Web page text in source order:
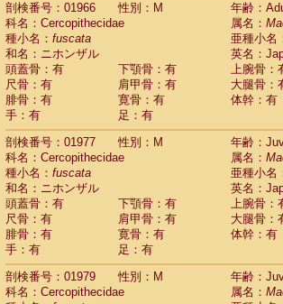
剖検番号：01966
性別：M
年齢：
科名：Cercopithecidae
属名：
種小名： fuscata
亜種小名
和名：ニホンザル
英名：
頭蓋骨：有
下顎骨：有
上腕骨：
尺骨：有
肩甲骨：有
大腿骨：
腓骨：有
寛骨：有
体幹：有
手：有
足：有
剖検番号：01977
性別：M
年齢：
科名：Cercopithecidae
属名：
種小名： fuscata
亜種小名
和名：ニホンザル
英名：
頭蓋骨：有
下顎骨：有
上腕骨：
尺骨：有
肩甲骨：有
大腿骨：
腓骨：有
寛骨：有
体幹：有
手：有
足：有
剖検番号：01979
性別：M
年齢：
科名：Cercopithecidae
属名：